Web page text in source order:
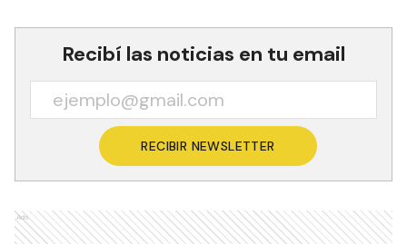
Recibí las noticias en tu email
RECIBIR NEWSLETTER
Ads